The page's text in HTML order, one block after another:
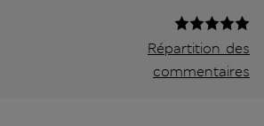
Répartition des
commentaires